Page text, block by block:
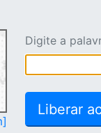
Digite a